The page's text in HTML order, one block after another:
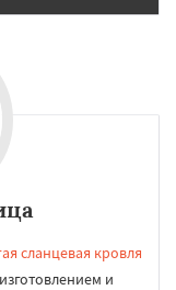
сланцевая кровля
и